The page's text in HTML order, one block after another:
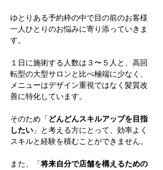
ゆとりある予約枠の中で目の前のお客様
一人ひとりのお悩みに寄り添っていきま
す。
１日に施術する人数は３〜５人と、高回
転型の大型サロンと比べ極端に少なく、
メニューはデザイン重視ではなく髪質改
善に特化しています。
そのため「どんどんスキルアップを目指
したい 」と考える方にとって、効率よく
スキルと経験を積むことができません。
また、「将来自分で店舗を構えるための